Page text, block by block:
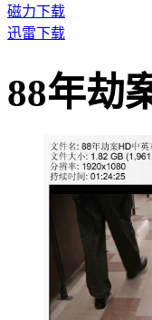
磁力下载
迅雷下载
88年劫